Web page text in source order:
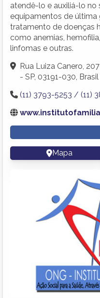
atendê-lo e auxiliá-lo
equipamentos de
tratamento de doenças
como anemias,
linfomas e outras.
Rua Luiza Canero,
- SP, 03191-030, Brasil
(11) 3793-5253 / (11)
Mapa